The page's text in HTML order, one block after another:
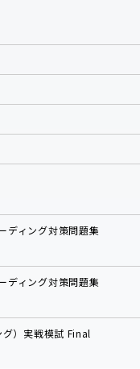
ディング対策問題集
ディング対策問題集
）実戦模試 Final